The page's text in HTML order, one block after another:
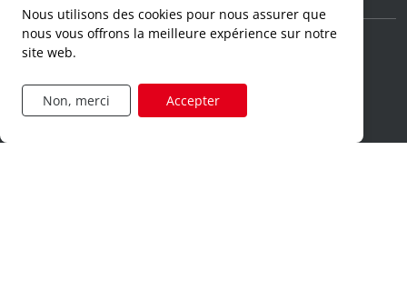
conditions générales d'utilisation
Nous utilisons des cookies pour nous assurer que
nous vous offrons la meilleure expérience sur notre
site web.
Non, merci Accepter